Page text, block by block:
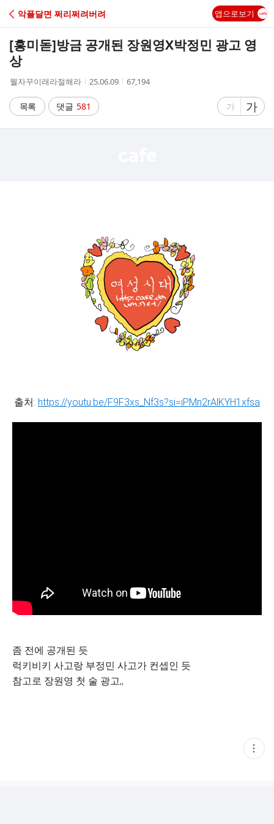
C
A
악플달면 쩌리쩌려버려 앱으로보기
[흥미돋]방금 공개된 장원영X박정민 광고 영
상
작
자
뭘자꾸이래라절해라
작
시
간
25.06.09
조
67,194
목록 댓글 581
글
가
글
자
가
출처: https://youtu.be/F9F3xs_Nf3s?si=iPMn2rAlKYH1xfsa
좀 전에 공개된 듯
럭키비키 사고랑 부정민 사고가 컨셉인 듯
참고로 장원영 첫 술 광고,,
현
재